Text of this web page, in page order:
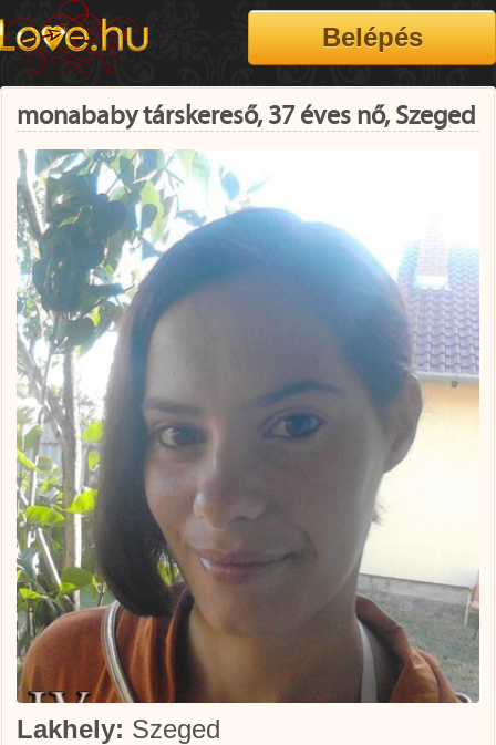
monababy társkereső, 37 éves nő, Szeged
Lakhely: Szeged